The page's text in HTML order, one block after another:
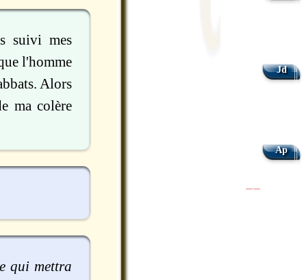
suivi mes
l'homme
Alors
ma colère
qui mettra
Jd
Ap